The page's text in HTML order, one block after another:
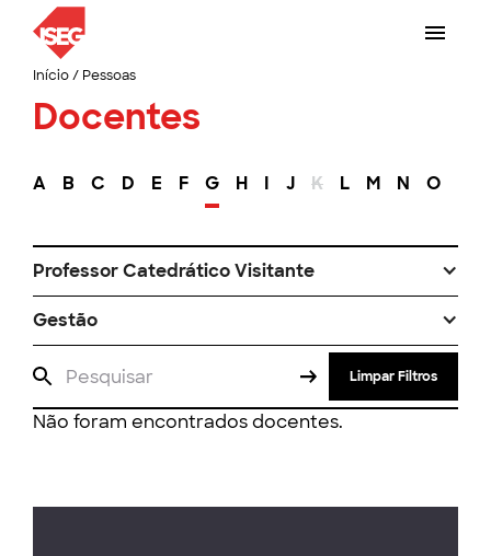
Início/ Pessoas
Docentes
A B C D E F G H I J K L M N O
Professor Catedrático Visitante
Gestão
Limpar Filtros
Não foram encontrados docentes.